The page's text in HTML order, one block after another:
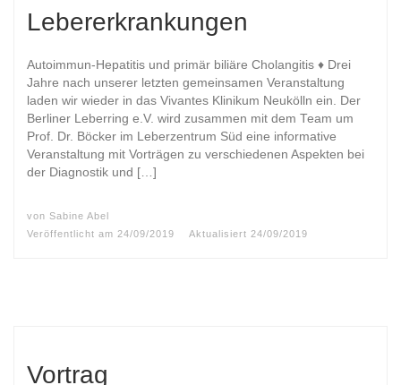
Lebererkrankungen
Autoimmun-Hepatitis und primär biliäre Cholangitis ♦ Drei
Jahre nach unserer letzten gemeinsamen Veranstaltung
laden wir wieder in das Vivantes Klinikum Neukölln ein. Der
Berliner Leberring e.V. wird zusammen mit dem Team um
Prof. Dr. Böcker im Leberzentrum Süd eine informative
Veranstaltung mit Vorträgen zu verschiedenen Aspekten bei
der Diagnostik und […]
von Sabine Abel
Veröffentlicht am 24/09/2019 Aktualisiert 24/09/2019
Vortrag